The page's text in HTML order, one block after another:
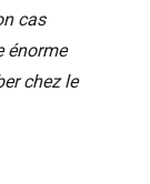
cas
énorme
chez le